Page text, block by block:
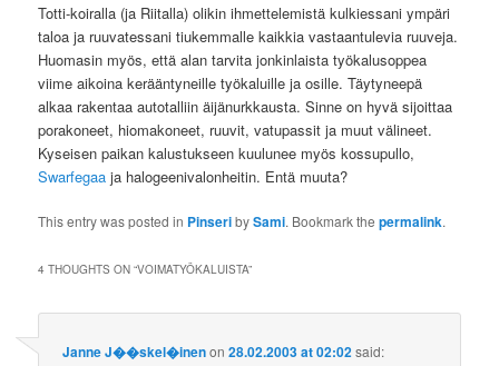
Totti-koiralla (ja Riitalla) olikin ihmettelemistä kulkiessani ympäri
taloa ja ruuvatessani tiukemmalle kaikkia vastaantulevia ruuveja.
Huomasin myös, että alan tarvita jonkinlaista työkalusoppea
viime aikoina kerääntyneille työkaluille ja osille. Täytyneepä
alkaa rakentaa autotalliin äijänurkkausta. Sinne on hyvä sijoittaa
porakoneet, hiomakoneet, ruuvit, vatupassit ja muut välineet.
Kyseisen paikan kalustukseen kuulunee myös kossupullo,
Swarfegaa ja halogeenivalonheitin. Entä muuta?
This entry was posted in PinseribySami. Bookmark thepermalink.
4 THOUGHTS ON “VOIMATYÖKALUISTA”
Janne J��skel�inenon28.02.2003 at 02:02said: